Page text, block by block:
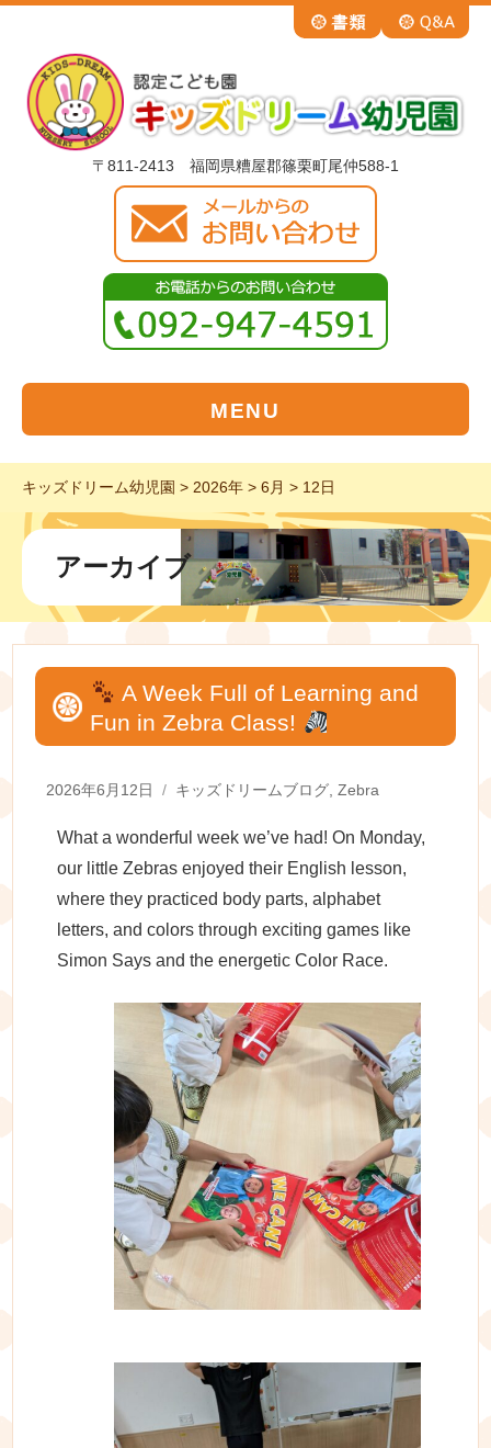
〒811-2413 福岡県糟屋郡篠栗町尾仲588-1
MENU
キッズドリーム幼児園 > 2026年 > 6月 > 12日
アーカイブ
A Week Full of Learning and
Fun in Zebra Class!
Posted
2026年6月12日 Categories
キッズドリームブログ, Zebra
What a wonderful week we’ve had! On Monday,
our little Zebras enjoyed their English lesson,
where they practiced body parts, alphabet
letters, and colors through exciting games like
Simon Says and the energetic Color Race.